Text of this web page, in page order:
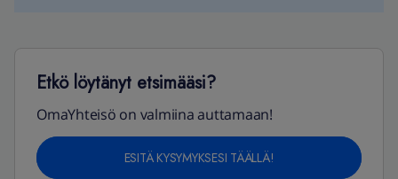
Etkö löytänyt etsimääsi?
OmaYhteisö on valmiina auttamaan!
ESITÄ KYSYMYKSESI TÄÄLLÄ!